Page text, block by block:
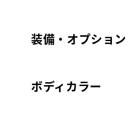
装備・オプション
ボディカラー